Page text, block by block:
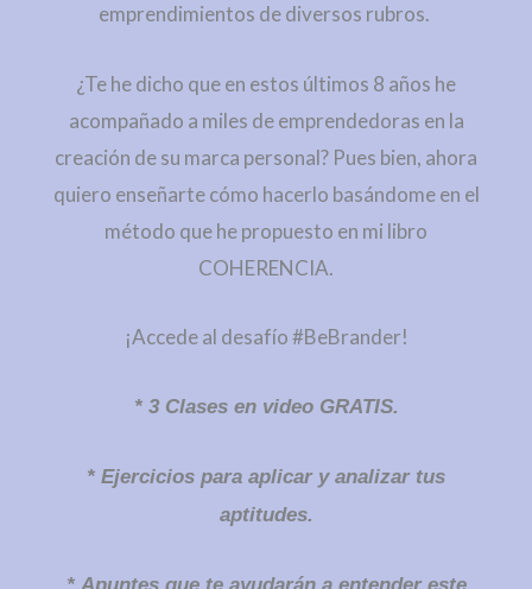
emprendimientos de diversos rubros.
¿Te he dicho que en estos últimos 8 años he
acompañado a miles de emprendedoras en la
creación de su marca personal? Pues bien, ahora
quiero enseñarte cómo hacerlo basándome en el
método que he propuesto en mi libro
COHERENCIA.
¡Accede al desafío #BeBrander!
* 3 Clases en video GRATIS.
* Ejercicios para aplicar y analizar tus
aptitudes.